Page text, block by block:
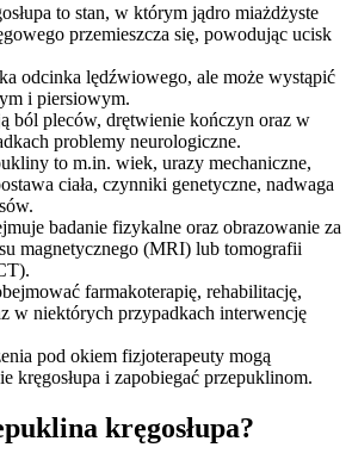
to stan, w którym jądro miażdżyste
przemieszcza się, powodując ucisk
odcinka lędźwiowego, ale może wystąpić
i piersiowym.
ból pleców, drętwienie kończyn oraz w
problemy neurologiczne.
to m.in. wiek, urazy mechaniczne,
ciała, czynniki genetyczne, nadwaga
badanie fizykalne oraz obrazowanie za
magnetycznego (MRI) lub tomografii
farmakoterapię, rehabilitację,
w niektórych przypadkach interwencję
pod okiem fizjoterapeuty mogą
kręgosłupa i zapobiegać przepuklinom.
kręgosłupa?